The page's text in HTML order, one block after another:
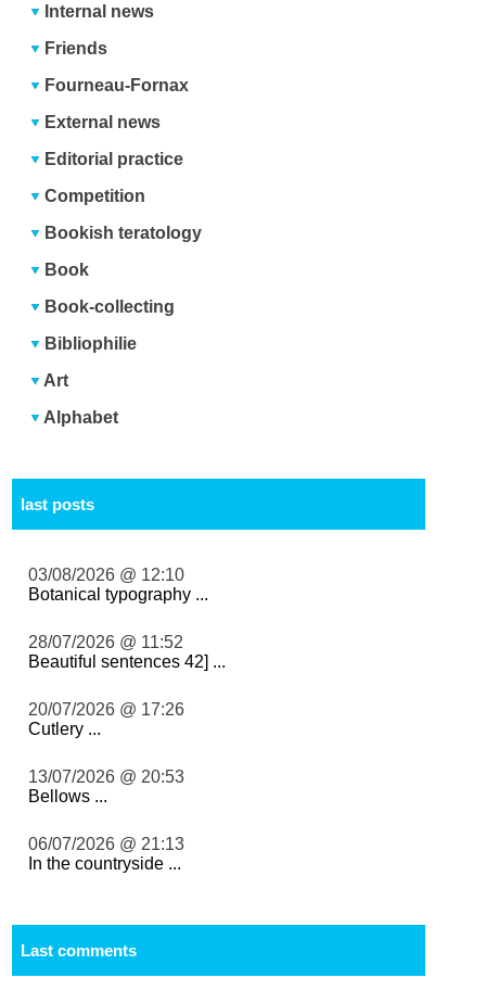
Internal news
Friends
Fourneau-Fornax
External news
Editorial practice
Competition
Bookish teratology
Book
Book-collecting
Bibliophilie
Art
Alphabet
last posts
03/08/2026 @ 12:10
Botanical typography ...
28/07/2026 @ 11:52
Beautiful sentences 42] ...
20/07/2026 @ 17:26
Cutlery ...
13/07/2026 @ 20:53
Bellows ...
06/07/2026 @ 21:13
In the countryside ...
Last comments